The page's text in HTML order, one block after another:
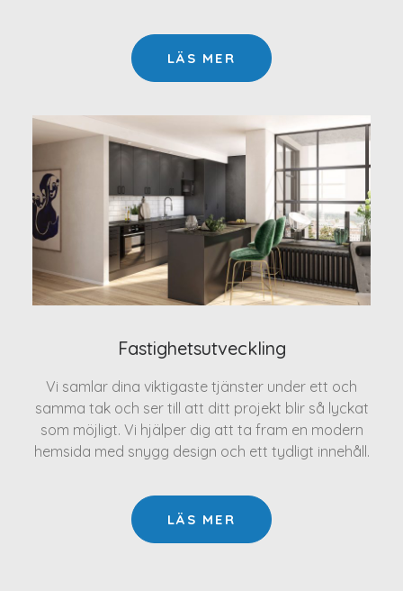
LÄS MER
Fastighetsutveckling
Vi samlar dina viktigaste tjänster under ett och
samma tak och ser till att ditt projekt blir så lyckat
som möjligt. Vi hjälper dig att ta fram en modern
hemsida med snygg design och ett tydligt innehåll.
LÄS MER